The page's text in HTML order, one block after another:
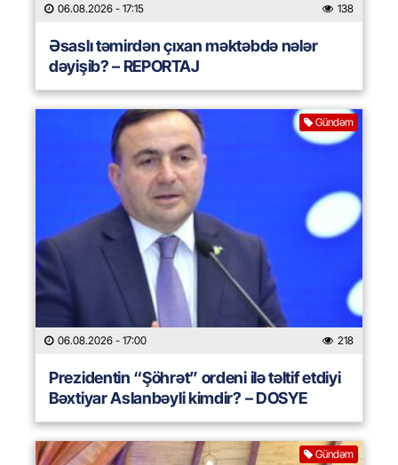
06.08.2026 - 17:15 138
Əsaslı təmirdən çıxan məktəbdə nələr
dəyişib? – REPORTAJ
Gündəm
06.08.2026 - 17:00 218
Prezidentin “Şöhrət” ordeni ilə təltif etdiyi
Bəxtiyar Aslanbəyli kimdir? – DOSYE
Gündəm